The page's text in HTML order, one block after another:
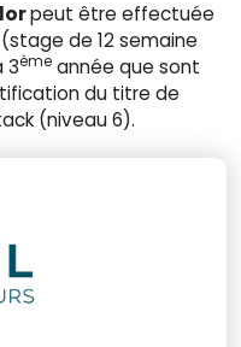
peut être effectuée
(stage de 12 semaine
3ème année que sont
du titre de
(niveau 6).